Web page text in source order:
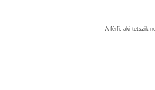
A férfi, aki tetszik